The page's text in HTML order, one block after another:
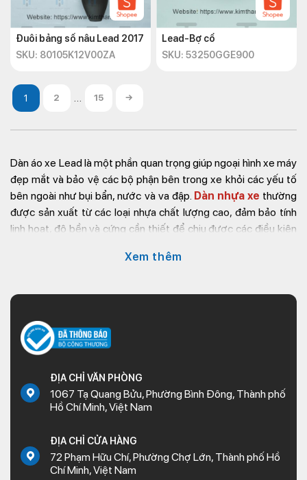
Đuôi bảng số nâu Lead 2017
SKU: 80105K12V00ZA
Lead-Bợ cổ
SKU: 53250GGE900
2 … 15 →
Dàn áo xe Lead là một phần quan trọng giúp ngoại hình xe máy
đẹp mắt và bảo vệ các bộ phận bên trong xe khỏi các yếu tố
bên ngoài như bụi bẩn, nước và va đập. Dàn nhựa xe thường
được sản xuất từ các loại nhựa chất lượng cao, đảm bảo tính
linh hoạt, độ bền và cứng cần thiết để chịu được các điều kiện
phụ kiện xe máy
uy tín hiện nay là đó là Kim Thành. Tại đây
chúng tôi chuyên cung cấp các
và đa dạngphụ kiện xe Lead
Thành để được tư vấn cụ thể và nhận giá ưu đãi nhất nhé!
KIM THÀNH – CUNG CẤP SỈ & LẺ PHỤ TÙNG XE MÁY
?
Website:https://kimthanh.online/
Hotline :+842838547570
Xem thêm
ĐỊA CHỈ VĂN PHÒNG
1067 Tạ Quang Bửu, Phường Bình Đông, Thành phố
Hồ Chí Minh, Việt Nam
ĐỊA CHỈ CỬA HÀNG
72 Phạm Hữu Chí, Phường Chợ Lớn, Thành phố Hồ
Chí Minh, Việt Nam